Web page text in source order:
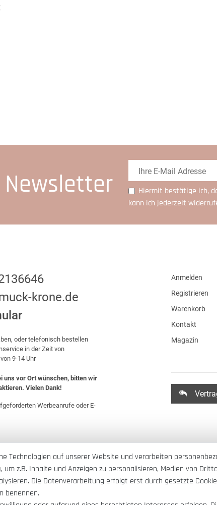
Newsletter Hiermit bestätige ich,
kann ich jederzeit
krone.de
oder telefonisch bestellen
in der Zeit von
9-14 Uhr
uns vor Ort wünschen, bitten wir
Vielen Dank!
Werbeanrufe oder E-
Anmelden
Registrieren
Warenkorb
Kontakt
Magazin
Technologien auf unserer Website und verarbeiten
um z.B. Inhalte und Anzeigen zu personalisieren, Medien von
Die Datenverarbeitung erfolgt erst durch gesetzte
benennen.